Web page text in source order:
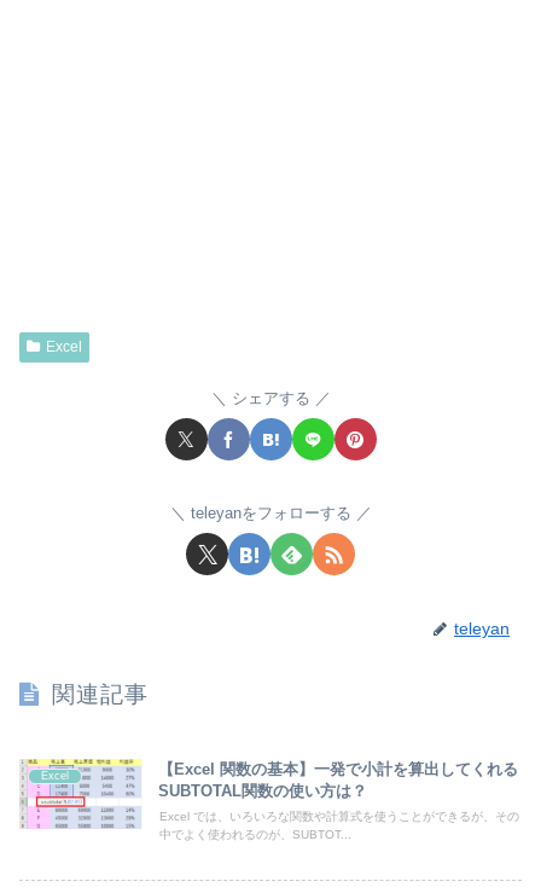
Excel
シェアする
teleyanをフォローする
teleyan
関連記事
Excel
【Excel 関数の基本】一発で小計を算出してくれる
SUBTOTAL関数の使い方は？
Excel では、いろいろな関数や計算式を使うことができるが、その
中でよく使われるのが、SUBTOT...